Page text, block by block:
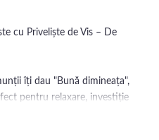
cu Priveliște de Vis – De
îți dau "Bună dimineața",
pentru relaxare, investiție
agitația urbană.